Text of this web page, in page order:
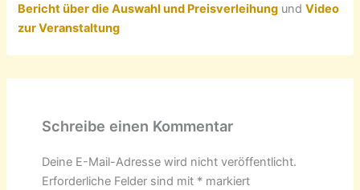
Bericht über die Auswahl und Preisverleihung undVideo
zur Veranstaltung
Schreibe einen Kommentar
Deine E-Mail-Adresse wird nicht veröffentlicht.
Erforderliche Felder sind mit *markiert